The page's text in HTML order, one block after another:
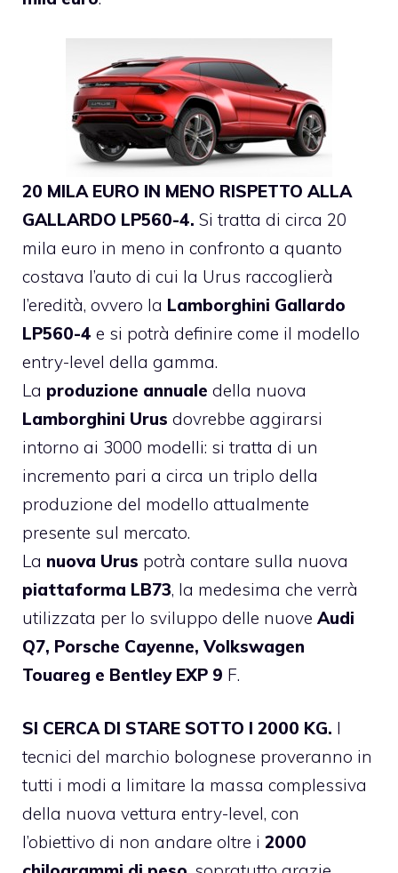
20 MILA EURO IN MENO RISPETTO ALLA
GALLARDO LP560-4. Si tratta di circa 20
mila euro in meno in confronto a quanto
costava l’auto di cui la Urus raccoglierà
l’eredità, ovvero la Lamborghini Gallardo
LP560-4 e si potrà definire come il modello
entry-level della gamma.
La produzione annuale della nuova
Lamborghini Urus dovrebbe aggirarsi
intorno ai 3000 modelli: si tratta di un
incremento pari a circa un triplo della
produzione del modello attualmente
presente sul mercato.
La nuova Urus potrà contare sulla nuova
piattaforma LB73, la medesima che verrà
utilizzata per lo sviluppo delle nuove Audi
Q7, Porsche Cayenne, Volkswagen
Touareg e Bentley EXP 9 F.
SI CERCA DI STARE SOTTO I 2000 KG. I
tecnici del marchio bolognese proveranno in
tutti i modi a limitare la massa complessiva
della nuova vettura entry-level, con
l’obiettivo di non andare oltre i 2000